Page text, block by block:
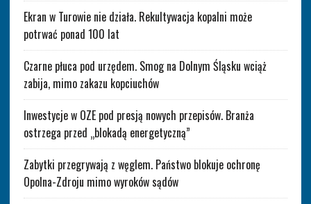
Ekran w Turowie nie działa. Rekultywacja kopalni może
potrwać ponad 100 lat
Czarne płuca pod urzędem. Smog na Dolnym Śląsku wciąż
zabija, mimo zakazu kopciuchów
Inwestycje w OZE pod presją nowych przepisów. Branża
ostrzega przed „blokadą energetyczną”
Zabytki przegrywają z węglem. Państwo blokuje ochronę
Opolna-Zdroju mimo wyroków sądów